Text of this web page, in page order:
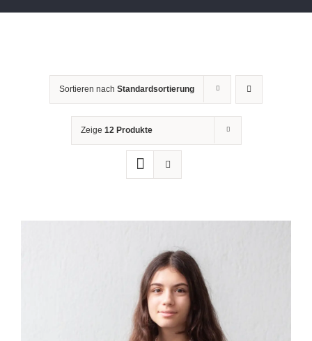
Sortieren nach Standardsortierung
Zeige 12 Produkte